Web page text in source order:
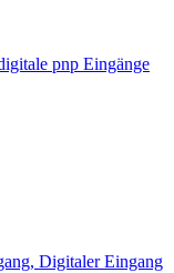
pnp Eingänge
Digitaler Eingang